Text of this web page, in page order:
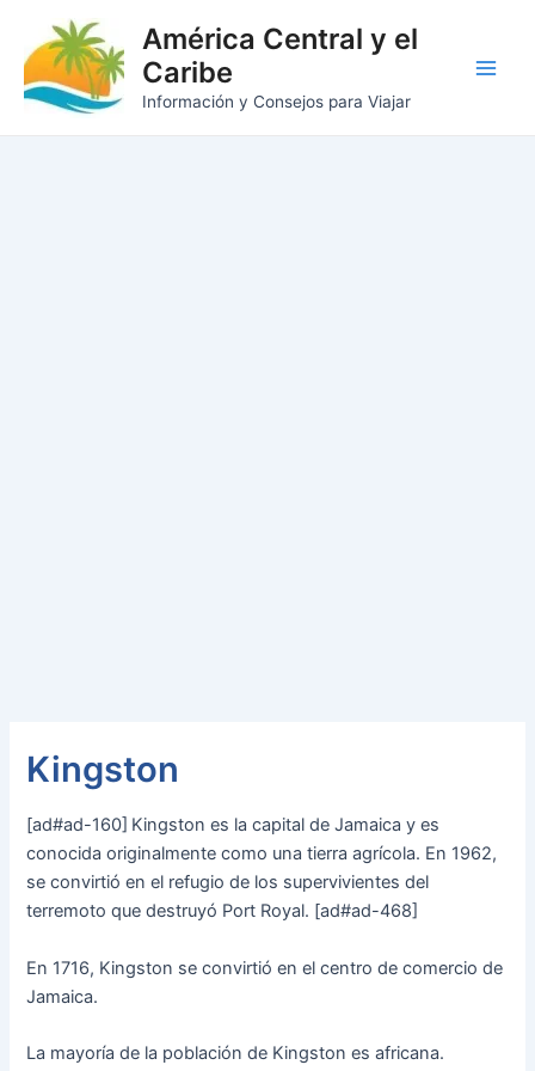
contenido
América Central y el
Caribe
Información y Consejos para Viajar
Kingston
[ad#ad-160] Kingston es la capital de Jamaica y es
conocida originalmente como una tierra agrícola. En 1962,
se convirtió en el refugio de los supervivientes del
terremoto que destruyó Port Royal. [ad#ad-468]
En 1716, Kingston se convirtió en el centro de comercio de
Jamaica.
La mayoría de la población de Kingston es africana.